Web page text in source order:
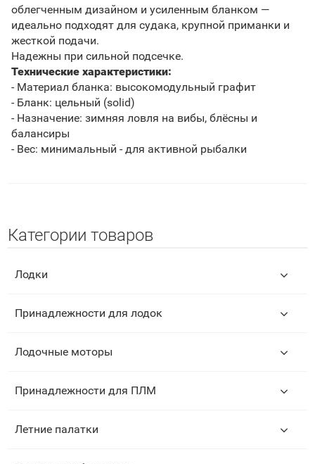
облегченным дизайном и усиленным бланком —
идеально подходят для судака, крупной приманки и
жесткой подачи.
Надежны при сильной подсечке.
Технические характеристики:
- Материал бланка: высокомодульный графит
- Бланк: цельный (solid)
- Назначение: зимняя ловля на вибы, блёсны и
балансиры
- Вес: минимальный - для активной рыбалки
Категории товаров
Лодки
Принадлежности для лодок
Лодочные моторы
Принадлежности для ПЛМ
Летние палатки